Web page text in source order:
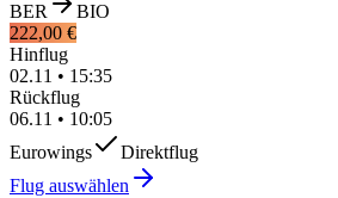
BER
BIO
222,00 €
Hinflug
02.11 • 15:35
Rückflug
06.11 • 10:05
Eurowings
Direktflug
Flug auswählen